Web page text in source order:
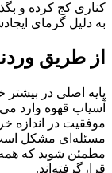
کناری کج کرده و
به دلیل گرمای
از طریق
پایه اصلی در بیشتر
آسیاب قهوه وارد
موفقیت در اندازه
مسئله‌ای مشکل
مطمئن شوید که همه
قرارگرفته‌اند.